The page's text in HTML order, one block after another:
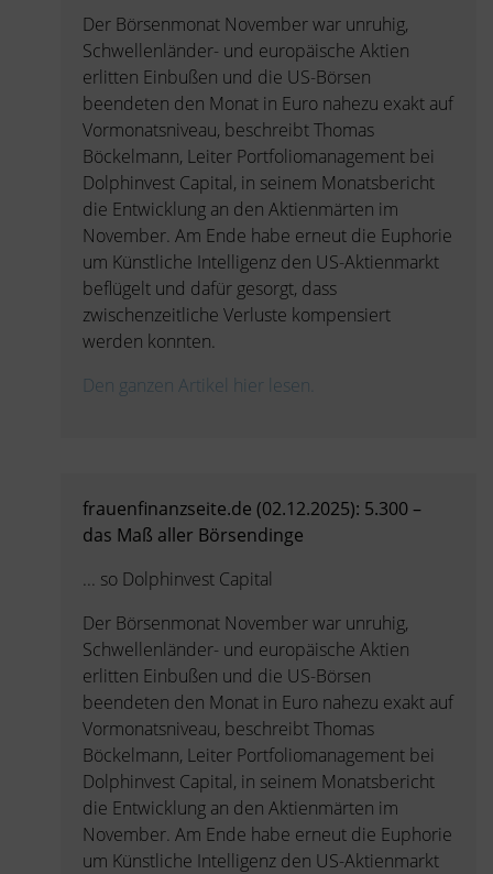
Der Börsenmonat November war unruhig,
Schwellenländer- und europäische Aktien
erlitten Einbußen und die US-Börsen
beendeten den Monat in Euro nahezu exakt auf
Vormonatsniveau, beschreibt Thomas
Böckelmann, Leiter Portfoliomanagement bei
Dolphinvest Capital, in seinem Monatsbericht
die Entwicklung an den Aktienmärten im
November. Am Ende habe erneut die Euphorie
um Künstliche Intelligenz den US-Aktienmarkt
beflügelt und dafür gesorgt, dass
zwischenzeitliche Verluste kompensiert
werden konnten.
Den ganzen Artikel hier lesen.
frauenfinanzseite.de (02.12.2025): 5.300 –
das Maß aller Börsendinge
... so Dolphinvest Capital
Der Börsenmonat November war unruhig,
Schwellenländer- und europäische Aktien
erlitten Einbußen und die US-Börsen
beendeten den Monat in Euro nahezu exakt auf
Vormonatsniveau, beschreibt Thomas
Böckelmann, Leiter Portfoliomanagement bei
Dolphinvest Capital, in seinem Monatsbericht
die Entwicklung an den Aktienmärten im
November. Am Ende habe erneut die Euphorie
um Künstliche Intelligenz den US-Aktienmarkt